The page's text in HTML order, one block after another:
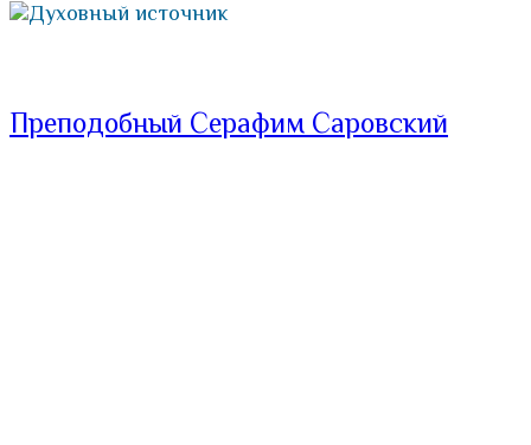
Духовный источник
Преподобный Серафим Саровский